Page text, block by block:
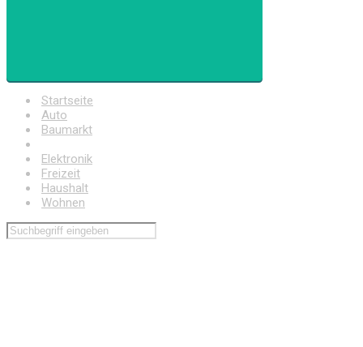
Startseite
Auto
Baumarkt
Elektronik
Freizeit
Haushalt
Wohnen